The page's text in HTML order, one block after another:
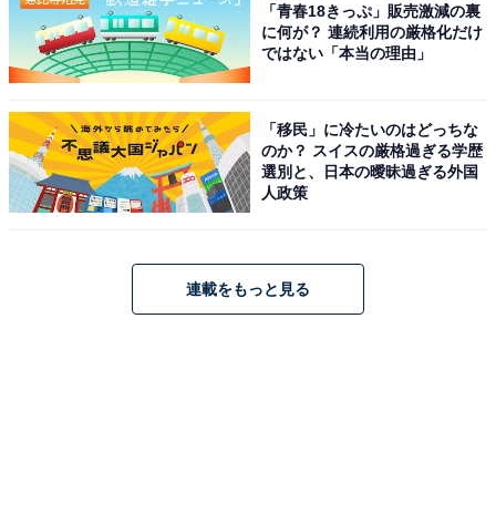
「青春18きっぷ」販売激減の裏
に何が？ 連続利用の厳格化だけ
ではない「本当の理由」
「移民」に冷たいのはどっちな
のか？ スイスの厳格過ぎる学歴
選別と、日本の曖昧過ぎる外国
人政策
連載をもっと見る